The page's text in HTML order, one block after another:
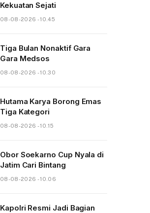
Kekuatan Sejati
08-08-2026 - 10.45
Tiga Bulan Nonaktif Gara
Gara Medsos
08-08-2026 - 10.30
Hutama Karya Borong Emas
Tiga Kategori
08-08-2026 - 10.15
Obor Soekarno Cup Nyala di
Jatim Cari Bintang
08-08-2026 - 10.06
Kapolri Resmi Jadi Bagian